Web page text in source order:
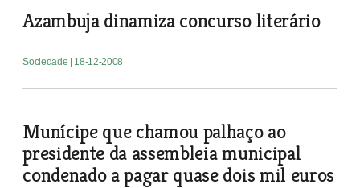
Azambuja dinamiza concurso literário
Sociedade | 18-12-2008
Munícipe que chamou palhaço ao
presidente da assembleia municipal
condenado a pagar quase dois mil euros